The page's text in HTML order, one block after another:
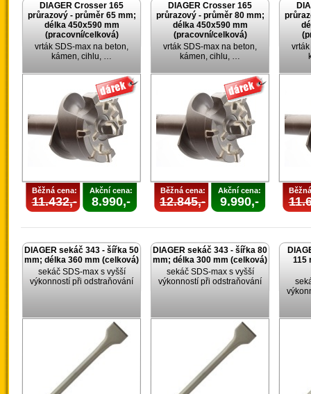
DIAGER Crosser 165
průrazový - průměr 65 mm;
délka 450x590 mm
(pracovní/celková)
vrták SDS-max na beton,
kámen, cihlu, …
Běžná cena:
11.432,-
Akční cena:
8.990,-
DIAGER Crosser 165
průrazový - průměr 80 mm;
délka 450x590 mm
(pracovní/celková)
vrták SDS-max na beton,
kámen, cihlu, …
Běžná cena:
12.845,-
Akční cena:
9.990,-
DIAGER sekáč 343 - šířka 50
mm; délka 360 mm (celková)
sekáč SDS-max s vyšší
výkonností při odstraňování
DIAGER sekáč 343 - šířka 80
mm; délka 300 mm (celková)
sekáč SDS-max s vyšší
výkonností při odstraňování
115